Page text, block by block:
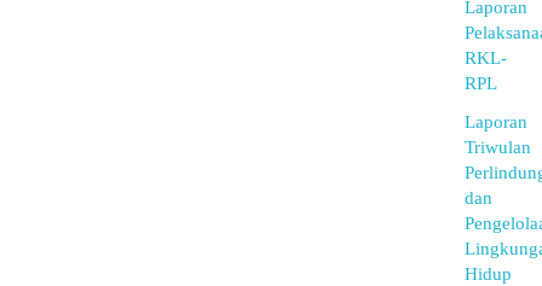
Laporan
RKL-
RPL
Laporan
Triwulan
dan
Hidup